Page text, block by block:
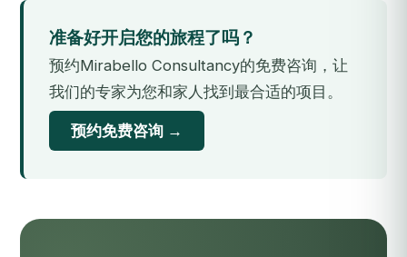
准备好开启您的旅程了吗？
预约Mirabello Consultancy的免费咨询，让
我们的专家为您和家人找到最合适的项目。
预约免费咨询 →